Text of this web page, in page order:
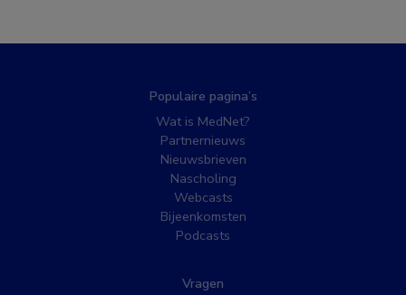
Populaire pagina’s
Wat is MedNet?
Partnernieuws
Nieuwsbrieven
Nascholing
Webcasts
Bijeenkomsten
Podcasts
Vragen